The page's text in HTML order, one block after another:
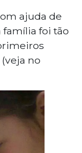
ajuda de
família foi tão
no